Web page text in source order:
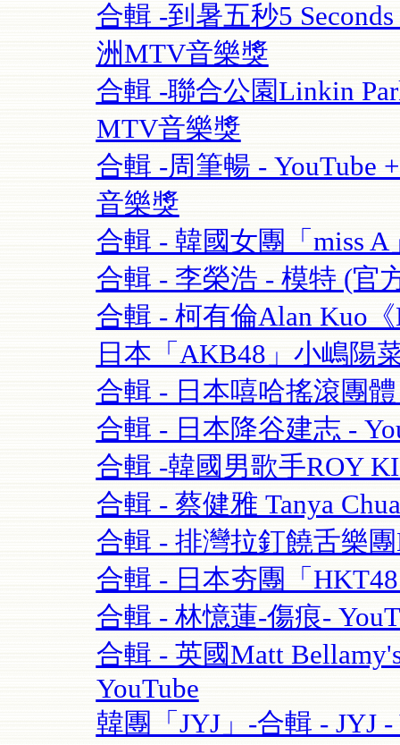
合輯 -到暑五秒5
洲MTV音樂獎
合輯 -聯合公園Linkin
MTV音樂獎
合輯 -周筆暢 - YouTube
音樂獎
合輯 - 韓國女團「miss A
合輯 - 李榮浩 - 模特 (官
合輯 - 柯有倫Alan Kuo
日本「AKB48」小嶋陽
合輯 - 日本嘻哈搖滾團體
合輯 - 日本降谷建志 -
合輯 -韓國男歌手ROY
合輯 - 蔡健雅 Tanya
合輯 - 排灣拉釘饒舌樂
合輯 - 日本夯團「
合輯 - 林憶蓮-傷痕-
合輯 - 英國Matt
YouTube
韓團「JYJ」-合輯 - JYJ -